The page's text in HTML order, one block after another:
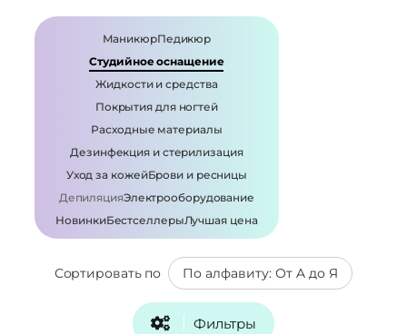
МаникюрПедикюр
Студийное оснащение
Жидкости и средства
Покрытия для ногтей
Расходные материалы
Дезинфекция и стерилизация
Уход за кожейБрови и ресницы
ДепиляцияЭлектрооборудование
НовинкиБестселлерыЛучшая цена
Сортировать по
Фильтры